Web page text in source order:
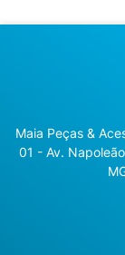
Maia Peças &
01 - Av.